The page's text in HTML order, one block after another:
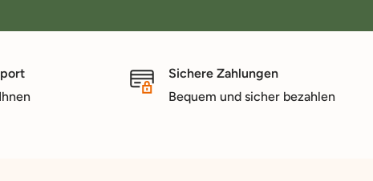
Sichere Zahlungen
Bequem und sicher bezahlen